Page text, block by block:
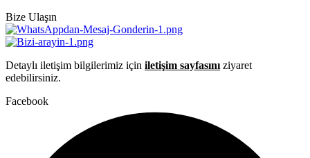
Bize Ulaşın
Detaylı iletişim bilgilerimiz için iletişim sayfasını ziyaret
edebilirsiniz.
Facebook